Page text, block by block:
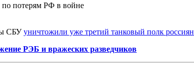
потерям РФ в войне
СБУуничтожили уже третий танковый полк россиян
РЭБ и вражеских разведчиков